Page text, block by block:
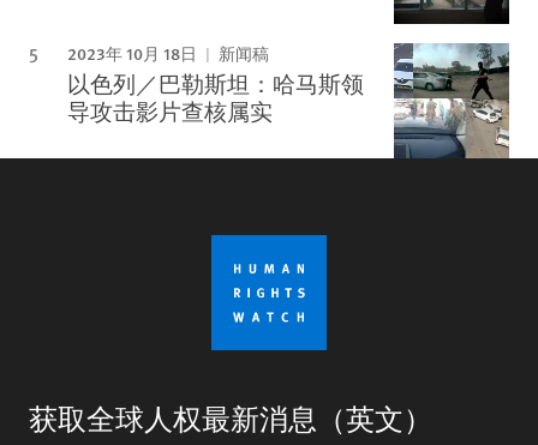
2023年 10月 18日 新闻稿
以色列／巴勒斯坦：哈马斯领
导攻击影片查核属实
获取全球人权最新消息（英文）